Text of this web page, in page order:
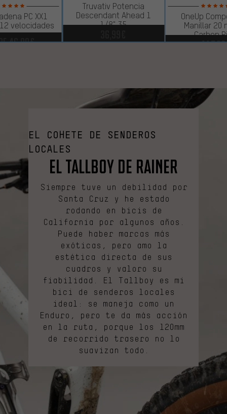
Truvativ Potencia
Descendant Ahead 1
1/8" 35
OneUp
Manillar 20
Carbon
PC XX1
velocidades
46,99€
EL COHETE DE SENDEROS
LOCALES
El Tallboy de Rainer
Siempre tuve un debilidad por
Santa Cruz y he estado
rodando en bicis de
California por algunos años.
Puede haber marcas más
exóticas, pero amo la
estética directa de sus
cuadros y valoro su
fiabilidad. El Tallboy es mi
bici de senderos locales
ideal: se maneja como un
Enduro, pero te da más acción
en la ruta, porque los 120mm
de recorrido trasero no lo
suavizan todo.